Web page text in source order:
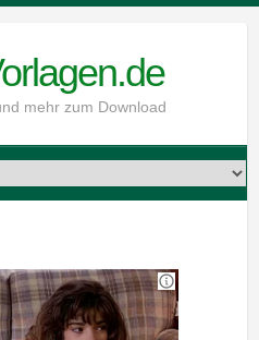
mehr zum Download